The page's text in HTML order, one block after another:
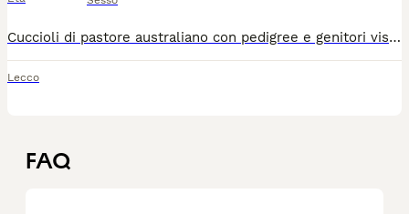
Cuccioli di pastore australiano con pedigree e genitori visibili presso di noi 1 maschio Bluemerle 2 femmine Bluemerle 1 femmina red 1 femmina tricolor
Lecco
FAQ